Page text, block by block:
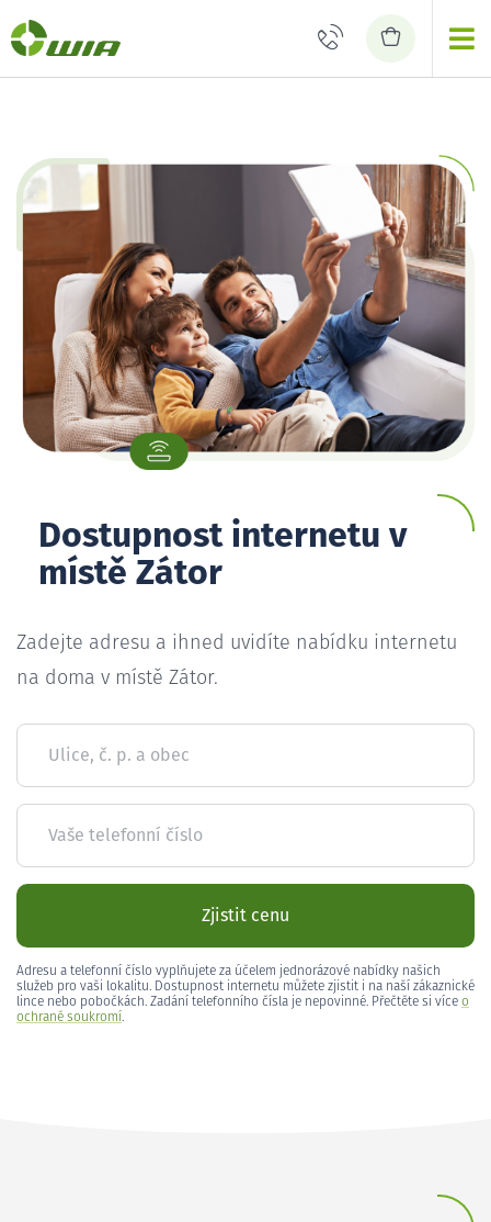
Dostupnost internetu v
místě Zátor
Zadejte adresu a ihned uvidíte nabídku internetu
na doma v místě Zátor.
Ulice, č. p. a obec
Vaše telefonní číslo
Zjistit cenu
Adresu a telefonní číslo vyplňujete za účelem jednorázové nabídky našich
služeb pro vaši lokalitu. Dostupnost internetu můžete zjistit i na naší zákaznické
lince nebo pobočkách. Zadání telefonního čísla je nepovinné. Přečtěte si více o
ochraně soukromí.